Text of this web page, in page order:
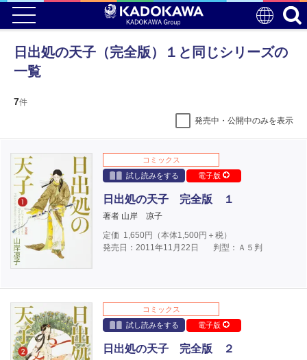
日出処の天子（完全版）１と同じシリーズの
一覧
7件
発売中・公開中のみを表示
コミックス
試し読みをする
電子版
日出処の天子 完全版 １
著者 山岸 凉子
定価 1,650円（本体1,500円＋税）
発売日：2011年11月22日
判型：Ａ５判
コミックス
試し読みをする
電子版
日出処の天子 完全版 ２